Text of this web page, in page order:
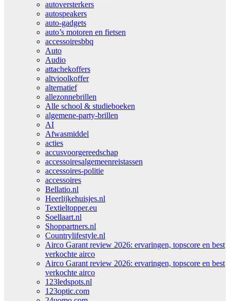
autoversterkers
autospeakers
auto-gadgets
auto’s motoren en fietsen
accessoiresbbq
Auto
Audio
attachekoffers
altvioolkoffer
alternatief
allezonnebrillen
Alle school & studieboeken
algemene-party-brillen
AI
Afwasmiddel
acties
accusvoorgereedschap
accessoiresalgemeenreistassen
accessoires-politie
accessoires
Bellatio.nl
Heerlijkehuisjes.nl
Textieltopper.eu
Soellaart.nl
Shoppartners.nl
Countrylifestyle.nl
Airco Garant review 2026: ervaringen, topscore en best
verkochte airco
Airco Garant review 2026: ervaringen, topscore en best
verkochte airco
123ledspots.nl
123optic.com